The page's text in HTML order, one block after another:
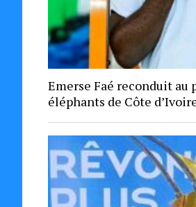
Emerse Faé reconduit au
éléphants de Côte